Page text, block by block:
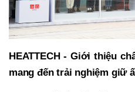
HEATTECH - Giới thiệu
mang đến trải nghiệm giữ